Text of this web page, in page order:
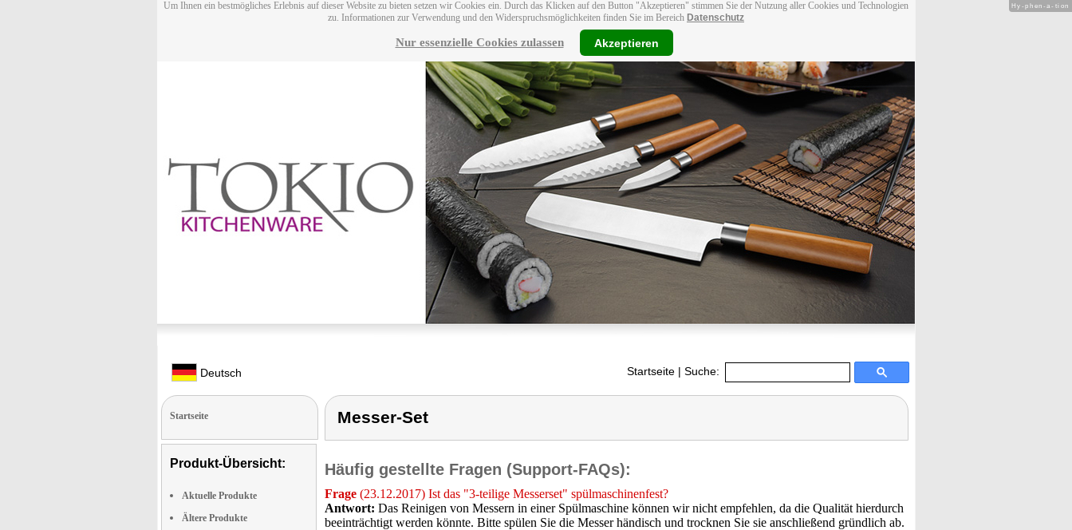
Um Ihnen ein bestmögliches Erlebnis auf dieser Website zu bieten setzen wir Cookies ein. Durch das Klicken auf den Button "Akzeptieren" stimmen Sie der Nutzung aller Cookies und Technologien
zu. Informationen zur Verwendung und den Widerspruchsmöglichkeiten finden Sie im Bereich Datenschutz
Nur essenzielle Cookies zulassen Akzeptieren
Deutsch Startseite | Suche:
Startseite
Produkt-Übersicht:
Aktuelle Produkte
Ältere Produkte
Messer-Set
Häufig gestellte Fragen (Support-FAQs):
Frage (23.12.2017) Ist das "3-teilige Messerset" spülmaschinenfest?
Antwort: Das Reinigen von Messern in einer Spülmaschine können wir nicht empfehlen, da die Qualität hierdurch
beeinträchtigt werden könnte. Bitte spülen Sie die Messer händisch und trocknen Sie sie anschließend gründlich ab.
Hy-phen-a-tion